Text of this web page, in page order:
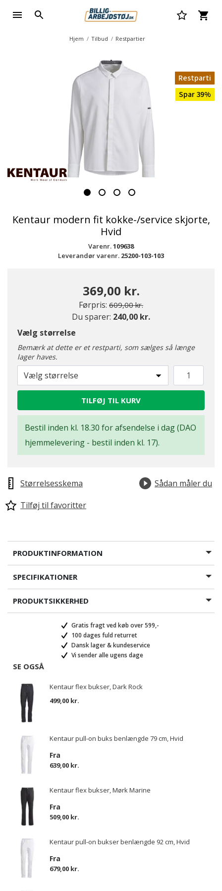
Hjem Tilbud Restpartier
Restparti
Spar 39%
Kentaur modern fit kokke-/service skjorte,
Hvid
Varenr.109638
Leverandør varenr. 25200-103-103
369,00 kr.
Førpris: Pris nedsat fra
609,00 kr.til
Du sparer: 240,00 kr.
Vælg størrelse
Bemærk at dette er et restparti, som sælges så længe
lager haves.
Vælg størrelse
TILFØJ TIL KURV
Bestil inden kl. 18.30 for afsendelse i dag (DAO
hjemmelevering - bestil inden kl. 17).
Størrelsesskema
Sådan måler du
Tilføj til favoritter
PRODUKTINFORMATION
SPECIFIKATIONER
PRODUKTSIKKERHED
Gratis fragt ved køb over 599,-
100 dages fuld returret
Dansk lager & kundeservice
Vi sender alle ugens dage
SE OGSÅ
Kentaur flex bukser, Dark Rock
499,00 kr.
Kentaur pull-on buks benlængde 79 cm, Hvid
Fra
639,00 kr.
Kentaur flex bukser, Mørk Marine
Fra
509,00 kr.
Kentaur pull-on bukser benlængde 92 cm, Hvid
Fra
679,00 kr.